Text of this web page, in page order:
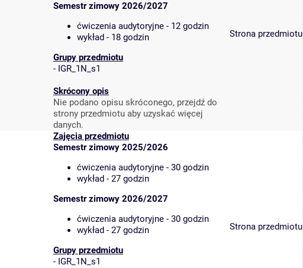
Semestr zimowy 2026/2027
ćwiczenia audytoryjne - 12 godzin
wykład - 18 godzin
Grupy przedmiotu
- IGR_1N_s1
Skrócony opis
Nie podano opisu skróconego, przejdź do
strony przedmiotu aby uzyskać więcej
danych.
Strona przedmiotu
Zajęcia przedmiotu
Semestr zimowy 2025/2026
ćwiczenia audytoryjne - 30 godzin
wykład - 27 godzin
Semestr zimowy 2026/2027
ćwiczenia audytoryjne - 30 godzin
wykład - 27 godzin
Grupy przedmiotu
- IGR_1N_s1
Strona przedmiotu